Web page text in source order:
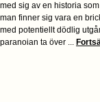
med sig av en historia
man finner sig vara en
med potentiellt dödlig
paranoian ta över ...